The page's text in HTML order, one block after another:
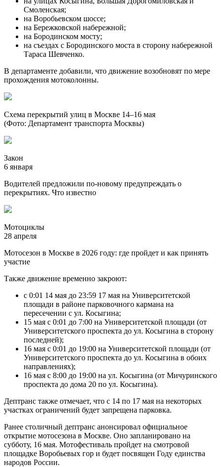
Смоленская;
на Воробьевском шоссе;
на Бережковской набережной;
на Бородинском мосту;
на съездах с Бородинского моста в сторону набережной
Тараса Шевченко.
В департаменте добавили, что движение возобновят по мере
прохождения мотоколонны.
Схема перекрытий улиц в Москве 14–16 мая
(Фото: Департамент транспорта Москвы)
Закон
6 января
Водителей предложили по-новому предупреждать о
перекрытиях. Что известно
Мотоциклы
28 апреля
Мотосезон в Москве в 2026 году: где пройдет и как принять
участие
Также движение временно закроют:
с 0:01 14 мая до 23:59 17 мая на Университетской
площади в районе парковочного кармана на
пересечении с ул. Косыгина;
15 мая с 0:01 до 7:00 на Университетской площади (от
Университетского проспекта до ул. Косыгина в сторону
последней);
16 мая с 0:01 до 19:00 на Университетской площади (от
Университетского проспекта до ул. Косыгина в обоих
направлениях);
16 мая с 8:00 до 19:00 на ул. Косыгина (от Мичуринского
проспекта до дома 20 по ул. Косыгина).
Дептранс также отмечает, что с 14 по 17 мая на некоторых
участках ограничений будет запрещена парковка.
Ранее столичный дептранс анонсировал официальное
открытие мотосезона в Москве. Оно запланировано на
субботу, 16 мая. Мотофестиваль пройдет на смотровой
площадке Воробьевых гор и будет посвящен Году единства
народов России.